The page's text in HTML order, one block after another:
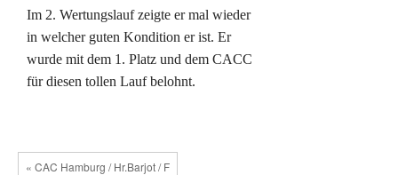
Im 2. Wertungslauf zeigte er mal wieder
in welcher guten Kondition er ist. Er
wurde mit dem 1. Platz und dem CACC
für diesen tollen Lauf belohnt.
« CAC Hamburg / Hr.Barjot / F